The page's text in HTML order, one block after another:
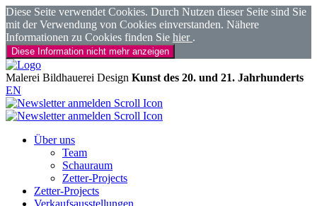
Diese Seite verwendet Cookies. Durch Nutzen dieser Seite sind Sie
mit der Verwendung von Cookies einverstanden. Nähere
Informationen zu Cookies finden Sie hier .
Diese Information nicht mehr anzeigen
Malerei Bildhauerei Design Kunst des 20. und 21. Jahrhunderts
EN
Über uns
Team
Schauraum
Zetter-Projects
Zetter-Projects
Verkaufsausstellungen